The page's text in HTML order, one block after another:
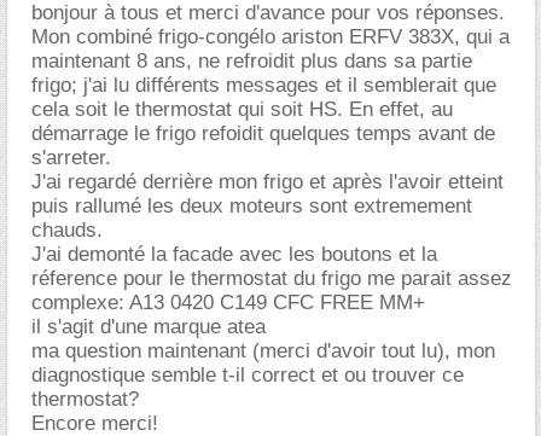
bonjour à tous et merci d'avance pour vos réponses.
Mon combiné frigo-congélo ariston ERFV 383X, qui a
maintenant 8 ans, ne refroidit plus dans sa partie
frigo; j'ai lu différents messages et il semblerait que
cela soit le thermostat qui soit HS. En effet, au
démarrage le frigo refoidit quelques temps avant de
s'arreter.
J'ai regardé derrière mon frigo et après l'avoir etteint
puis rallumé les deux moteurs sont extremement
chauds.
J'ai demonté la facade avec les boutons et la
réference pour le thermostat du frigo me parait assez
complexe: A13 0420 C149 CFC FREE MM+
il s'agit d'une marque atea
ma question maintenant (merci d'avoir tout lu), mon
diagnostique semble t-il correct et ou trouver ce
thermostat?
Encore merci!